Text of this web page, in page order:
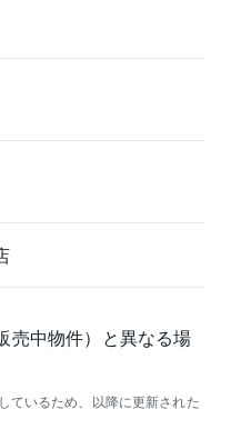
売中物件）と異なる場
ているため、以降に更新された